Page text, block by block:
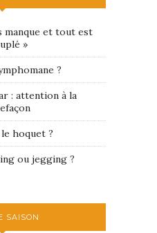
manque et tout est
»
?
: attention à la
hoquet ?
ou jegging ?
SAISON